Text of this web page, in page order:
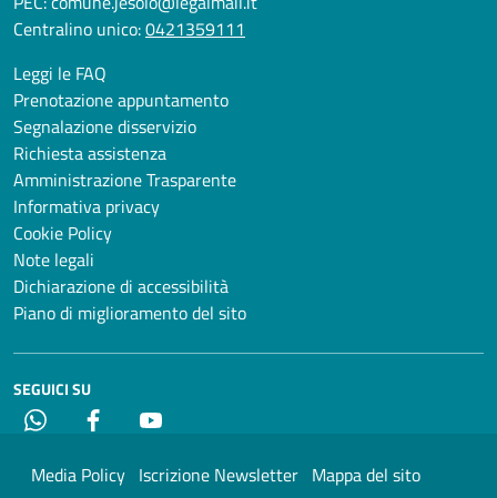
Centralino unico:0421359111
Leggi le FAQ
Prenotazione appuntamento
Segnalazione disservizio
Richiesta assistenza
Amministrazione Trasparente
Informativa privacy
Cookie Policy
Note legali
Dichiarazione di accessibilità
Piano di miglioramento del sito
SEGUICI SU
Whatsapp Facebook
Media Policy Iscrizione Newsletter Mappa del sito